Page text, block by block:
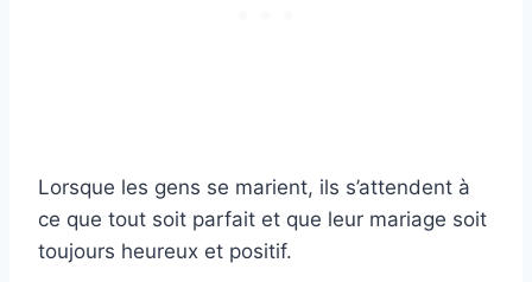
Lorsque les gens se marient, ils s’attendent à
ce que tout soit parfait et que leur mariage soit
toujours heureux et positif.